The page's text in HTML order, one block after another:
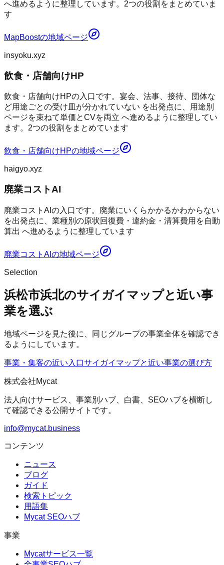
へ進めるように整理しています。2つの役割をまとめていま
す
MapBoostの地域ページ
insyoku.xyz
飲食・店舗向けHP
飲食・店舗向けHPの入口です。宴会、法事、接待、団体な
ど用途ごとの受け皿が分かれていない を出発点に、用途別
ページを束ねて単価とCVを両立 へ進めるように整理してい
ます。2つの役割をまとめています
飲食・店舗向けHPの地域ページ
haigyo.xyz
廃業コストAI
廃業コストAIの入口です。廃業にいくらかかるかわからない
を出発点に、業種別の原状回復費・違約金・清算費用を自動
算出 へ進めるように整理しています
廃業コストAI の地域ページ
Selection
浜松市浜北のサイガイマップと近い事
業を選ぶ
地域ページを見た後に、同じグループの事業全体を確認でき
るようにしています。
事業・集客の近い入口サイガイマップと近い事業の選び方
株式会社Mycat
法人向けサービス、事業別ハブ、白書、SEOハブを横断し
て確認できる公開サイトです。
info@mycat.business
コンテンツ
ニュース
ブログ
ガイド
検索トピック
用語集
Mycat SEOハブ
事業
Mycatサービス一覧